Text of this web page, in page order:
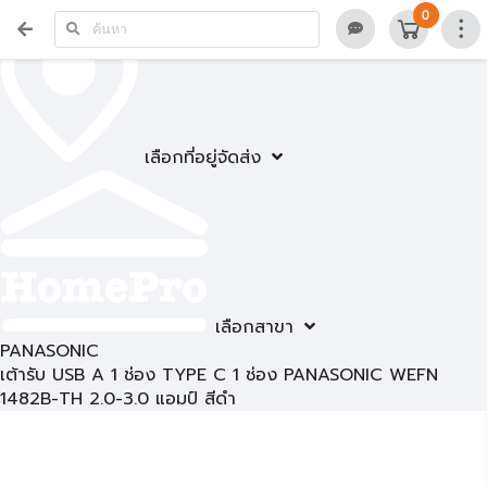
เลือกที่อยู่จัดส่ง
เลือกสาขา
0
PANASONIC
เต้ารับ USB A 1 ช่อง TYPE C 1 ช่อง PANASONIC WEFN
1482B-TH 2.0-3.0 แอมป์ สีดำ